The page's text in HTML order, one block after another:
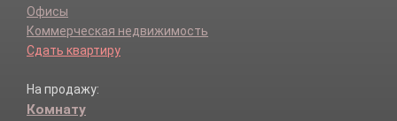
Офисы
Коммерческая недвижимость
Сдать квартиру
На продажу:
Комнату